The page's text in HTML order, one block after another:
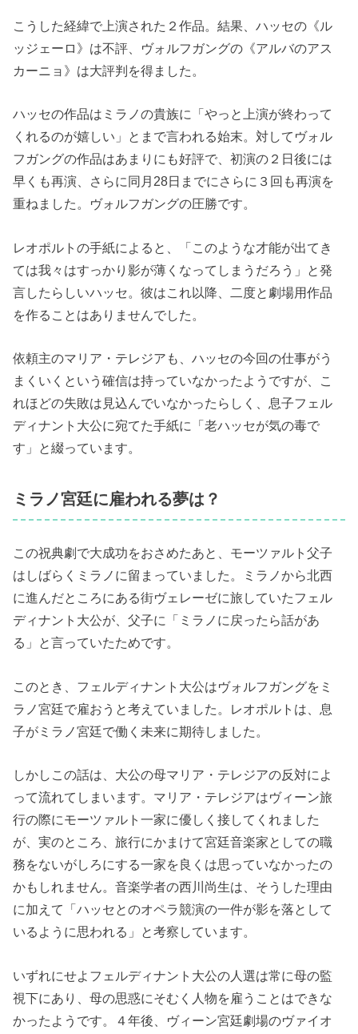
こうした経緯で上演された２作品。結果、ハッセの《ル
ッジェーロ》は不評、ヴォルフガングの《アルバのアス
カーニョ》は大評判を得ました。
ハッセの作品はミラノの貴族に「やっと上演が終わって
くれるのが嬉しい」とまで言われる始末。対してヴォル
フガングの作品はあまりにも好評で、初演の２日後には
早くも再演、さらに同月28日までにさらに３回も再演を
重ねました。ヴォルフガングの圧勝です。
レオポルトの手紙によると、「このような才能が出てき
ては我々はすっかり影が薄くなってしまうだろう」と発
言したらしいハッセ。彼はこれ以降、二度と劇場用作品
を作ることはありませんでした。
依頼主のマリア・テレジアも、ハッセの今回の仕事がう
まくいくという確信は持っていなかったようですが、こ
れほどの失敗は見込んでいなかったらしく、息子フェル
ディナント大公に宛てた手紙に「老ハッセが気の毒で
す」と綴っています。
ミラノ宮廷に雇われる夢は？
この祝典劇で大成功をおさめたあと、モーツァルト父子
はしばらくミラノに留まっていました。ミラノから北西
に進んだところにある街ヴェレーゼに旅していたフェル
ディナント大公が、父子に「ミラノに戻ったら話があ
る」と言っていたためです。
このとき、フェルディナント大公はヴォルフガングをミ
ラノ宮廷で雇おうと考えていました。レオポルトは、息
子がミラノ宮廷で働く未来に期待しました。
しかしこの話は、大公の母マリア・テレジアの反対によ
って流れてしまいます。マリア・テレジアはヴィーン旅
行の際にモーツァルト一家に優しく接してくれました
が、実のところ、旅行にかまけて宮廷音楽家としての職
務をないがしろにする一家を良くは思っていなかったの
かもしれません。音楽学者の西川尚生は、そうした理由
に加えて「ハッセとのオペラ競演の一件が影を落として
いるように思われる」と考察しています。
いずれにせよフェルディナント大公の人選は常に母の監
視下にあり、母の思惑にそむく人物を雇うことはできな
かったようです。４年後、ヴィーン宮廷劇場のヴァイオ